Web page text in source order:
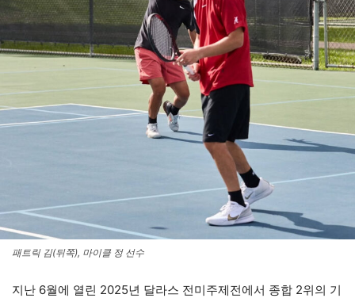
패트릭 김(뒤쪽), 마이클 정 선수
지난 6월에 열린 2025년 달라스 전미주제전에서 종합 2위의 기